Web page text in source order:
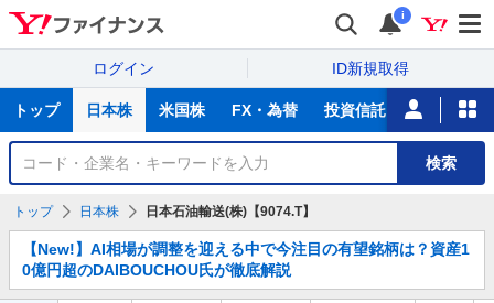
i
ログイン ID新規取得
サ
トップ 日本株 米国株 FX・為替 投資信託 ニュース
銘
検
検索
トップ 日本株 日本石油輸送(株)【9074.T】
知
ら
【New!】AI相場が調整を迎える中で今注目の有望銘柄は？資産1
0億円超のDAIBOUCHOU氏が徹底解説